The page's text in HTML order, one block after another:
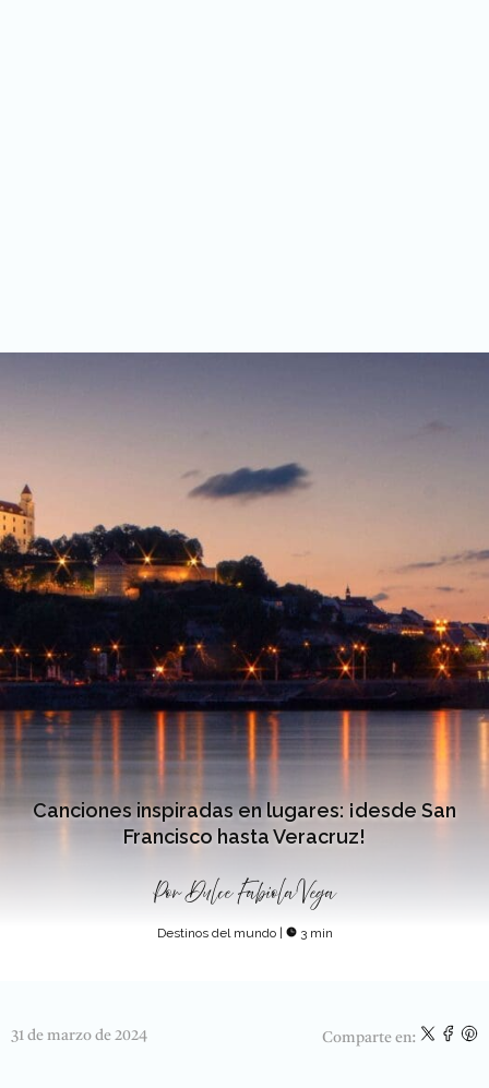
Canciones inspiradas en lugares: ¡desde San
Francisco hasta Veracruz!
PorDulce Fabiola Vega
Destinos del mundo 3 min
31 de marzo de 2024 Comparte en: